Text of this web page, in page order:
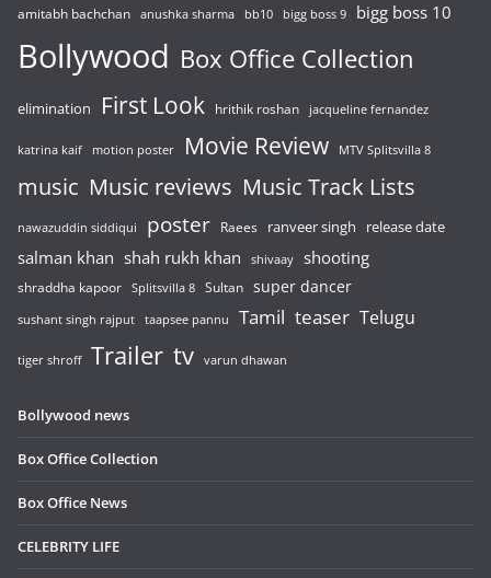
amitabh bachchan anushka sharma bb10 bigg boss 9 bigg boss 10
Bollywood Box Office Collection
elimination First Look hrithik roshan jacqueline fernandez
katrina kaif motion poster Movie Review MTV Splitsvilla 8
music Music reviews Music Track Lists
nawazuddin siddiqui poster Raees ranveer singh release date
salman khan shah rukh khan shivaay shooting
shraddha kapoor Splitsvilla 8 Sultan super dancer
sushant singh rajput taapsee pannu Tamil teaser Telugu
tiger shroff Trailer tv varun dhawan
Bollywood news
Box Office Collection
Box Office News
CELEBRITY LIFE